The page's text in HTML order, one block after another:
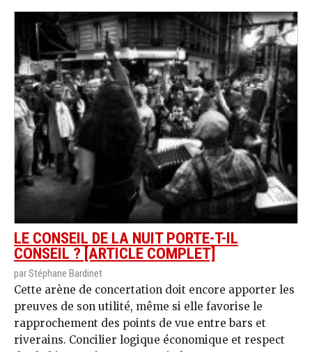
LE CONSEIL DE LA NUIT PORTE-T-IL
CONSEIL ? [ARTICLE COMPLET]
par Stéphane Bardinet
Cette arène de concertation doit encore apporter les
preuves de son utilité, même si elle favorise le
rapprochement des points de vue entre bars et
riverains. Concilier logique économique et respect